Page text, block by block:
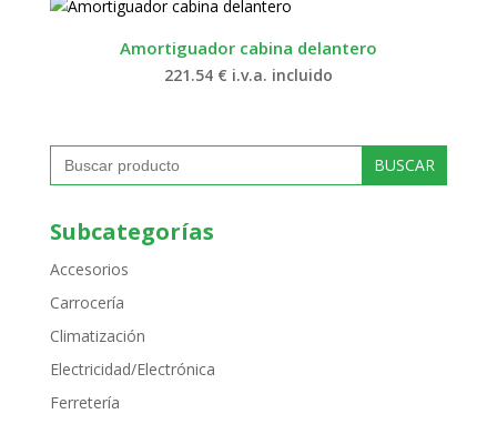
Amortiguador cabina delantero
221.54 € i.v.a. incluido
Buscar:
Subcategorías
Accesorios
Carrocería
Climatización
Electricidad/Electrónica
Ferretería